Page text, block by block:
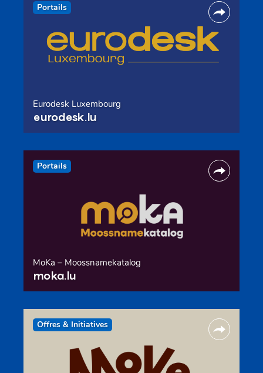
Portails
Eurodesk Luxembourg
eurodesk.lu
Portails
MoKa – Moossnamekatalog
moka.lu
Offres & Initiatives